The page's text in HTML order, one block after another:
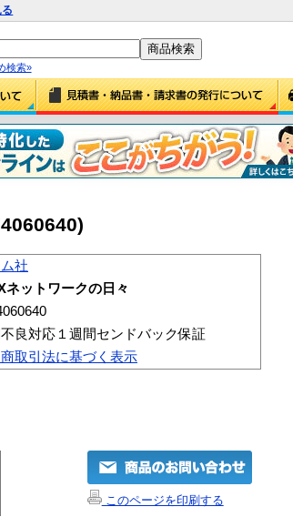
検索»
社
ネットワークの日々
良対応１週間センドバック保証
取引法に基づく表示
このページを印刷する